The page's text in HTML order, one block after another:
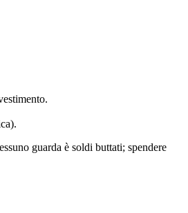
guarda è soldi buttati; spendere